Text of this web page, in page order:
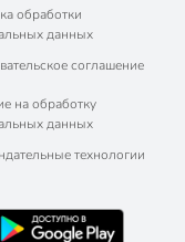
обработки
данных
соглашение
на обработку
данных
технологии